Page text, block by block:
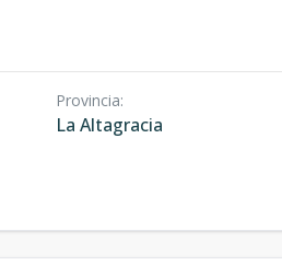
Provincia:
La Altagracia